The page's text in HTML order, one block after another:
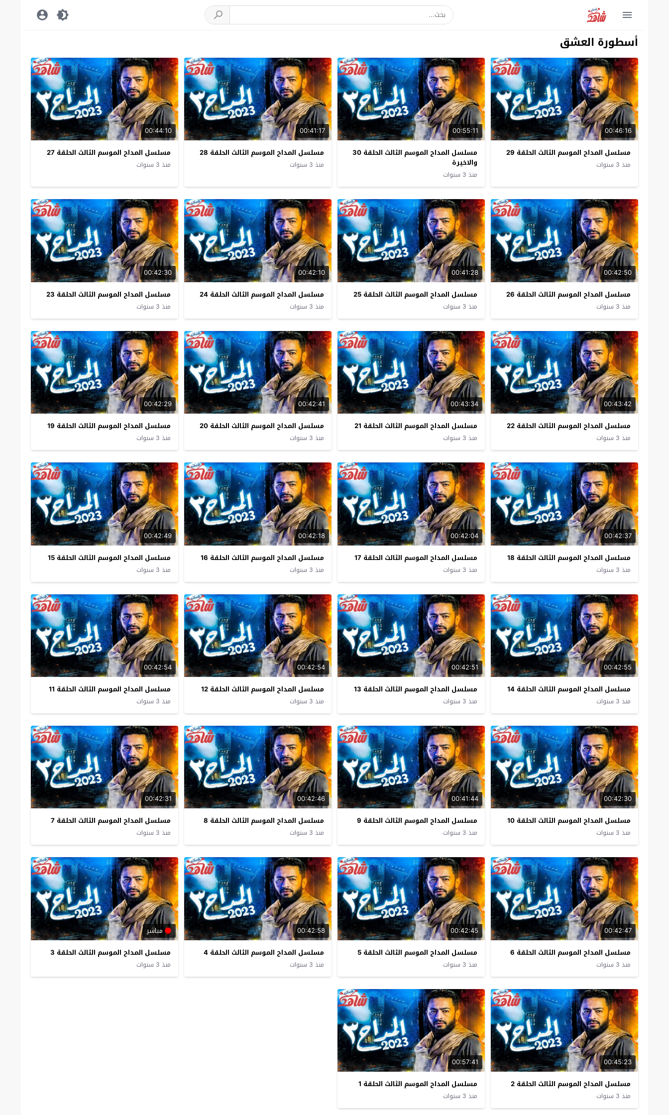
أسطورة العشق
00:46:16
مسلسل المداح الموسم الثالث الحلقة 29
منذ 3 سنوات
00:55:11
مسلسل المداح الموسم الثالث الحلقة 30
والاخيرة
منذ 3 سنوات
00:41:17
مسلسل المداح الموسم الثالث الحلقة 28
منذ 3 سنوات
00:44:10
مسلسل المداح الموسم الثالث الحلقة 27
منذ 3 سنوات
00:42:50
مسلسل المداح الموسم الثالث الحلقة 26
منذ 3 سنوات
00:41:28
مسلسل المداح الموسم الثالث الحلقة 25
منذ 3 سنوات
00:42:10
مسلسل المداح الموسم الثالث الحلقة 24
منذ 3 سنوات
00:42:30
مسلسل المداح الموسم الثالث الحلقة 23
منذ 3 سنوات
00:43:42
مسلسل المداح الموسم الثالث الحلقة 22
منذ 3 سنوات
00:43:34
مسلسل المداح الموسم الثالث الحلقة 21
منذ 3 سنوات
00:42:41
مسلسل المداح الموسم الثالث الحلقة 20
منذ 3 سنوات
00:42:29
مسلسل المداح الموسم الثالث الحلقة 19
منذ 3 سنوات
00:42:37
مسلسل المداح الموسم الثالث الحلقة 18
منذ 3 سنوات
00:42:04
مسلسل المداح الموسم الثالث الحلقة 17
منذ 3 سنوات
00:42:18
مسلسل المداح الموسم الثالث الحلقة 16
منذ 3 سنوات
00:42:49
مسلسل المداح الموسم الثالث الحلقة 15
منذ 3 سنوات
00:42:55
مسلسل المداح الموسم الثالث الحلقة 14
منذ 3 سنوات
00:42:51
مسلسل المداح الموسم الثالث الحلقة 13
منذ 3 سنوات
00:42:54
مسلسل المداح الموسم الثالث الحلقة 12
منذ 3 سنوات
00:42:54
مسلسل المداح الموسم الثالث الحلقة 11
منذ 3 سنوات
00:42:30
مسلسل المداح الموسم الثالث الحلقة 10
منذ 3 سنوات
00:41:44
مسلسل المداح الموسم الثالث الحلقة 9
منذ 3 سنوات
00:42:46
مسلسل المداح الموسم الثالث الحلقة 8
منذ 3 سنوات
00:42:31
مسلسل المداح الموسم الثالث الحلقة 7
منذ 3 سنوات
00:42:47
مسلسل المداح الموسم الثالث الحلقة 6
منذ 3 سنوات
00:42:45
مسلسل المداح الموسم الثالث الحلقة 5
منذ 3 سنوات
00:42:58
مسلسل المداح الموسم الثالث الحلقة 4
منذ 3 سنوات
مباشر
مسلسل المداح الموسم الثالث الحلقة 3
منذ 3 سنوات
00:45:23
مسلسل المداح الموسم الثالث الحلقة 2
منذ 3 سنوات
00:57:41
مسلسل المداح الموسم الثالث الحلقة 1
منذ 3 سنوات